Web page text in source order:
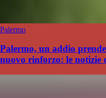
Palermo
Palermo, un addio
nuovo rinforzo: le notizie